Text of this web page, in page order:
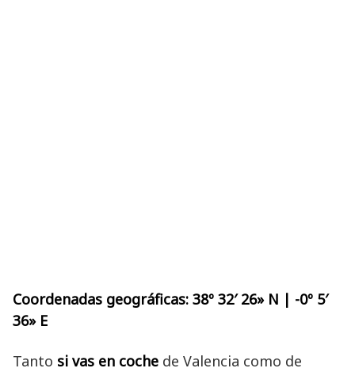
Coordenadas geográficas: 38º 32′ 26» N | -0º 5′
36» E
Tanto si vas en coche de Valencia como de